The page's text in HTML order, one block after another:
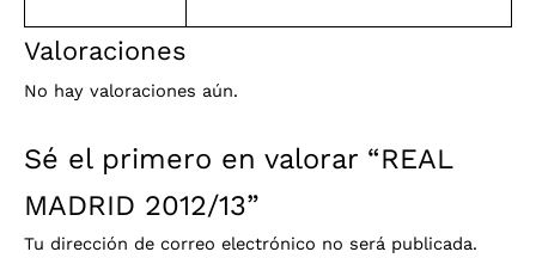
Valoraciones
No hay valoraciones aún.
Sé el primero en valorar “REAL
MADRID 2012/13”
Tu dirección de correo electrónico no será publicada.